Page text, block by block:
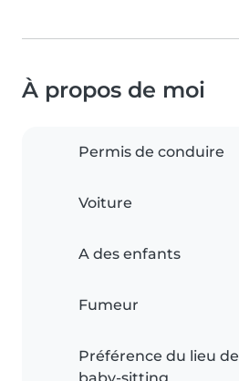
À propos de moi
Permis de conduire
Voiture
A des enfants
Fumeur
Préférence du lieu de